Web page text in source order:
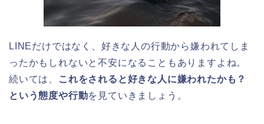
LINEだけではなく、好きな人の行動から嫌われてしま
ったかもしれないと不安になることもありますよね。
続いては、
これをされると好きな人に嫌われたかも？
という態度や行動を見ていきましょう。